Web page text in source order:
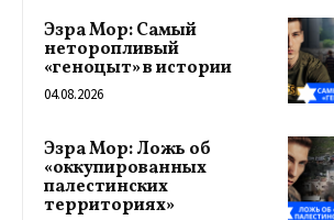
Эзра Мор: Самый
неторопливый
«геноцыт» в истории
04.08.2026
Эзра Мор: Ложь об
«оккупированных
палестинских
территориях»